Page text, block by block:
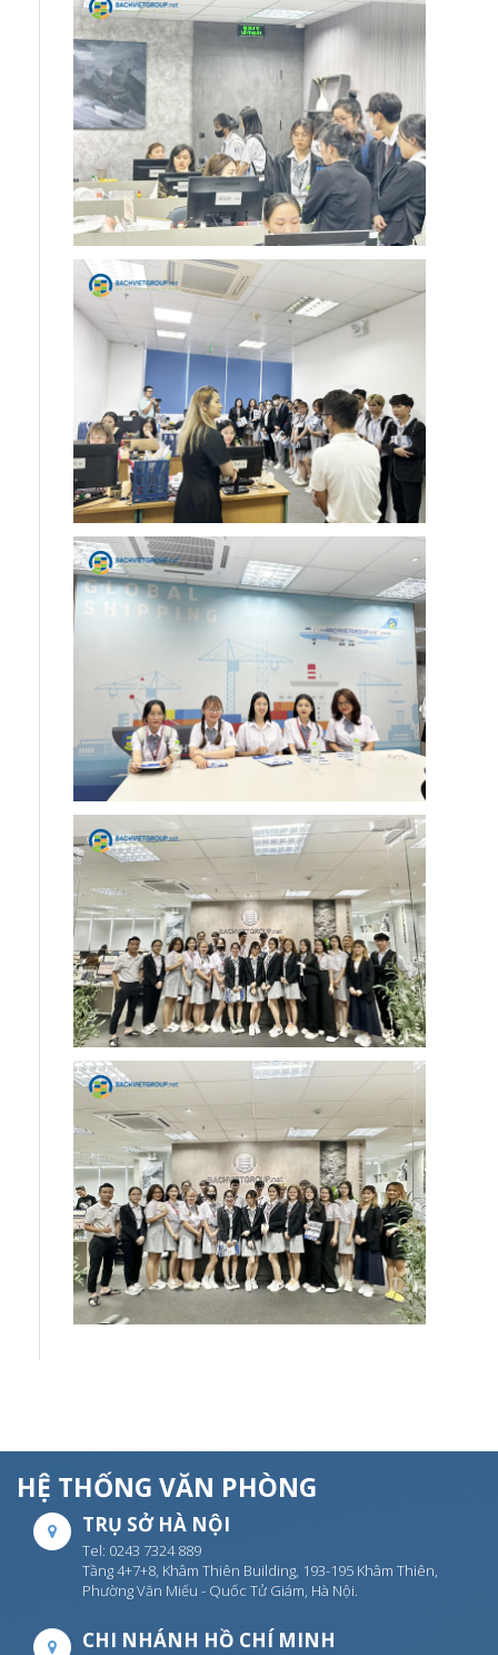
HỆ THỐNG VĂN PHÒNG
TRỤ SỞ HÀ NỘI
Tel: 0243 7324 889
Tầng 4+7+8, Khâm Thiên Building, 193-195 Khâm Thiên,
Phường Văn Miếu - Quốc Tử Giám, Hà Nội.
CHI NHÁNH HỒ CHÍ MINH